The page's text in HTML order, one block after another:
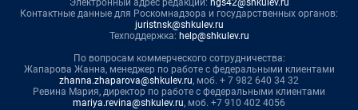
Электронный адрес редакции: ngs42@shkulev.ru
Контактные данные для Роскомнадзора и государственных органов:
juristnsk@shkulev.ru
Техподдержка: help@shkulev.ru
По вопросам коммерческого сотрудничества:
Жапарова Жанна, менеджер по работе с федеральными клиентами
zhanna.zhaparova@shkulev.ru, моб. + 7 982 640 34 32
Ревина Мария, директор по работе с федеральными клиентами
mariya.revina@shkulev.ru, моб. +7 910 402 4056